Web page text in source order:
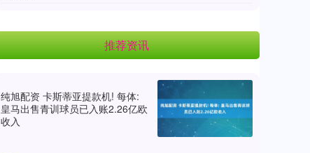
推荐资讯
纯旭配资 卡斯蒂亚提款机! 每体:
皇马出售青训球员已入账2.26亿欧
收入